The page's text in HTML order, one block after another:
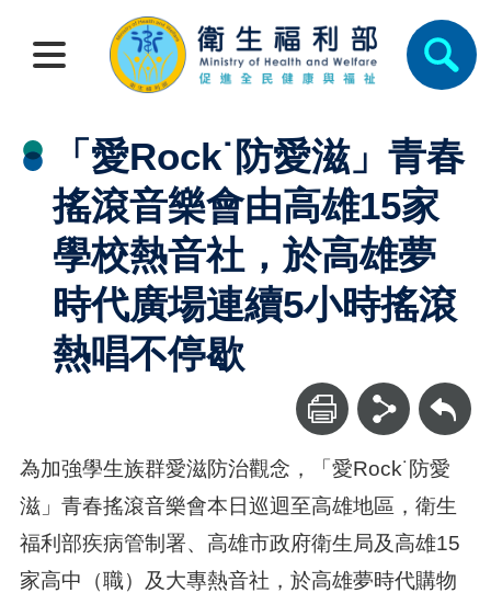
「愛Rock˙防愛滋」青春
搖滾音樂會由高雄15家
學校熱音社，於高雄夢
時代廣場連續5小時搖滾
熱唱不停歇
回上一頁
為加強學生族群愛滋防治觀念，「愛Rock˙防愛
滋」青春搖滾音樂會本日巡迴至高雄地區，衛生
福利部疾病管制署、高雄市政府衛生局及高雄15
家高中（職）及大專熱音社，於高雄夢時代購物